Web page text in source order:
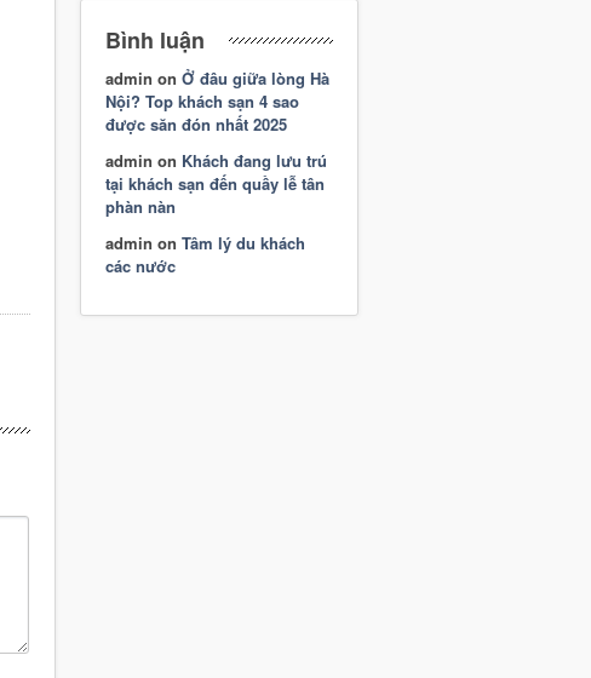
Bình luận
admin on Ở đâu giữa lòng Hà
Nội? Top khách sạn 4 sao
được săn đón nhất 2025
admin on Khách đang lưu trú
tại khách sạn đến quầy lễ tân
phàn nàn
admin on Tâm lý du khách
các nước